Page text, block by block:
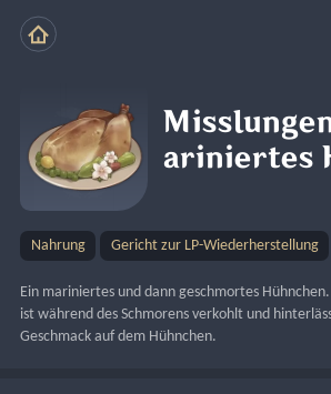
ariniertes
Nahrung Gericht zur LP-Wiederherstellung
Ein mariniertes und dann geschmortes
ist während des Schmorens verkohlt und
Geschmack auf dem Hühnchen.